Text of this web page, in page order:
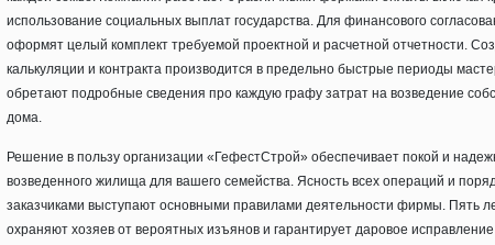
использование социальных выплат государства. Для финансового
оформят целый комплект требуемой проектной и расчетной отчетности.
калькуляции и контракта производится в предельно быстрые периоды
обретают подробные сведения про каждую графу затрат на возведение
дома.
Решение в пользу организации «ГефестСтрой» обеспечивает покой и
возведенного жилища для вашего семейства. Ясность всех операций и
заказчиками выступают основными правилами деятельности фирмы. Пять
охраняют хозяев от вероятных изъянов и гарантирует даровое исправление